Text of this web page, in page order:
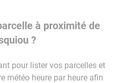
à proximité de
?
pour lister vos parcelles et
météo heure par heure afin